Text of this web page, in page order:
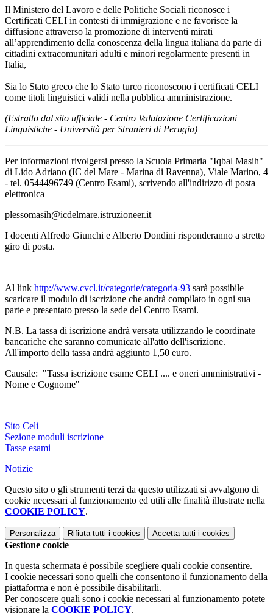
Il Ministero del Lavoro e delle Politiche Sociali riconosce i
Certificati CELI in contesti di immigrazione e ne favorisce la
diffusione attraverso la promozione di interventi mirati
all’apprendimento della conoscenza della lingua italiana da parte di
cittadini extracomunitari adulti e minori regolarmente presenti in
Italia,
Sia lo Stato greco che lo Stato turco riconoscono i certificati CELI
come titoli linguistici validi nella pubblica amministrazione.
(Estratto dal sito ufficiale - Centro Valutazione Certificazioni
Linguistiche - Università per Stranieri di Perugia)
Per informazioni rivolgersi presso la Scuola Primaria "Iqbal Masih"
di Lido Adriano (IC del Mare - Marina di Ravenna), Viale Marino, 4
- tel. 0544496749 (Centro Esami), scrivendo all'indirizzo di posta
elettronica
plessomasih@icdelmare.istruzioneer.it
I docenti Alfredo Giunchi e Alberto Dondini risponderanno a stretto
giro di posta.
Al link http://www.cvcl.it/categorie/categoria-93 sarà possibile
scaricare il modulo di iscrizione che andrà compilato in ogni sua
parte e presentato presso la sede del Centro Esami.
N.B. La tassa di iscrizione andrà versata utilizzando le coordinate
bancariche che saranno comunicate all'atto dell'iscrizione.
All'importo della tassa andrà aggiunto 1,50 euro.
Causale: "Tassa iscrizione esame CELI .... e oneri amministrativi -
Nome e Cognome"
Sito Celi
Sezione moduli iscrizione
Tasse esami
Notizie
Questo sito o gli strumenti terzi da questo utilizzati si avvalgono di
cookie necessari al funzionamento ed utili alle finalità illustrate nella
COOKIE POLICY.
Personalizza Rifiuta tutti i cookies Accetta tutti i cookies
Gestione cookie
In questa schermata è possibile scegliere quali cookie consentire.
I cookie necessari sono quelli che consentono il funzionamento della
piattaforma e non è possibile disabilitarli.
Per conoscere quali sono i cookie necessari al funzionamento potete
visionare la COOKIE POLICY.